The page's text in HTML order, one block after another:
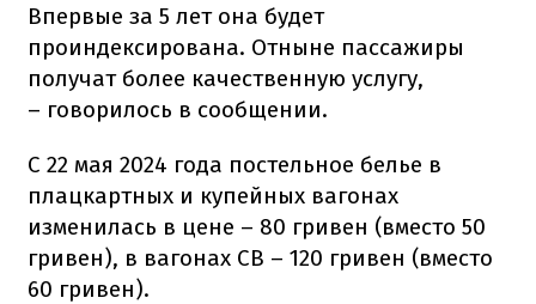
Впервые за 5 лет она будет
проиндексирована. Отныне пассажиры
получат более качественную услугу,
– говорилось в сообщении.
С 22 мая 2024 года постельное белье в
плацкартных и купейных вагонах
изменилась в цене – 80 гривен (вместо 50
гривен), в вагонах СВ – 120 гривен (вместо
60 гривен).